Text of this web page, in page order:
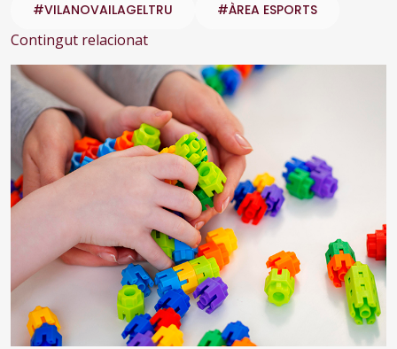
#VILANOVAILAGELTRU #ÀREA ESPORTS
Contingut relacionat